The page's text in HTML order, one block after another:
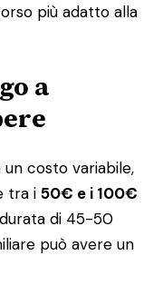
più adatto alla
a
costo variabile,
tra i 50€ e i 100€
di 45-50
può avere un